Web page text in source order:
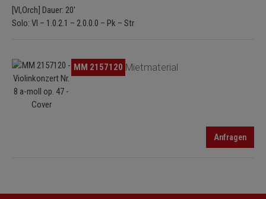
[Vl,Orch] Dauer: 20'
Solo: Vl – 1.0.2.1 – 2.0.0.0 – Pk – Str
Bildergalerie überspringenMM 2157120 Mietmaterial
Anfragen